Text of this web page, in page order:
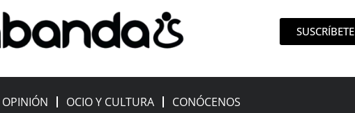
SUSCRÍBETE
OPINIÓN OCIO Y CULTURA CONÓCENOS